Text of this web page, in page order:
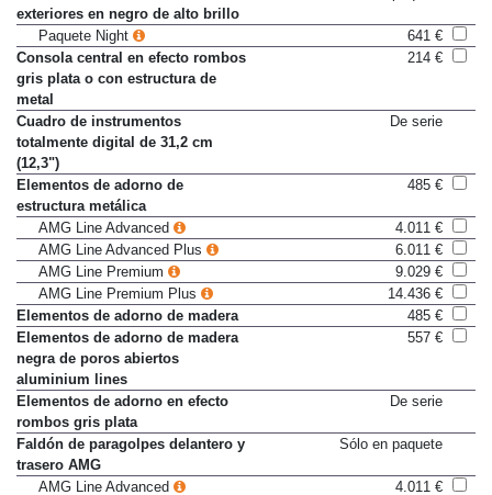
Carcasas de retrovisores
exteriores en negro de alto brillo
Paquete Night
641 €
Consola central en efecto rombos
gris plata o con estructura de
metal
Cuadro de instrumentos
totalmente digital de 31,2 cm
(12,3")
Elementos de adorno de
estructura metálica
AMG Line Advanced
4.011 €
AMG Line Advanced Plus
6.011 €
AMG Line Premium
9.029 €
AMG Line Premium Plus
14.436 €
Elementos de adorno de madera
485 €
Elementos de adorno de madera
negra de poros abiertos
aluminium lines
Elementos de adorno en efecto
rombos gris plata
Faldón de paragolpes delantero y
trasero AMG